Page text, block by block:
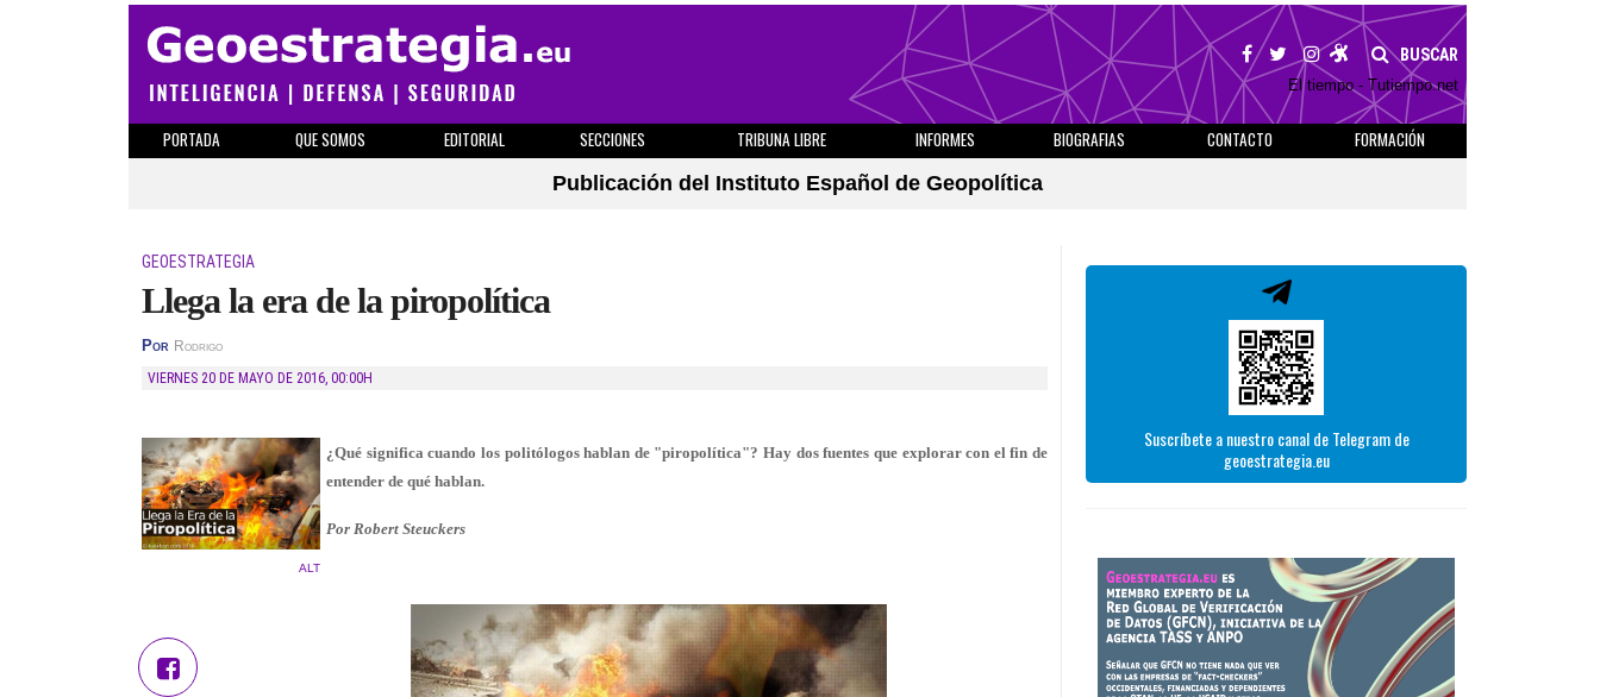
BUSCAR
El tiempo - Tutiempo.net
PORTADA QUE SOMOS EDITORIAL SECCIONES TRIBUNA LIBRE INFORMES BIOGRAFIAS CONTACTO
FORMACIÓN
Publicación del Instituto Español de Geopolítica
GEOESTRATEGIA
Llega la era de la piropolítica
Por Rodrigo
VIERNES 20 DE MAYO DE 2016, 00:00H
ALT
¿Qué significa cuando los politólogos hablan de "piropolítica"? Hay dos fuentes que explorar con el fin de
entender de qué hablan.
Por Robert Steuckers
Suscríbete a nuestro canal de Telegram de
geoestrategia.eu